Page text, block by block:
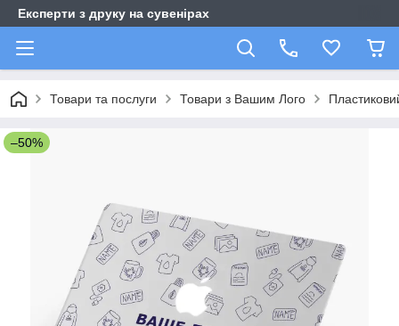
Експерти з друку на сувенірах
Товари та послуги Товари з Вашим Лого
–50%